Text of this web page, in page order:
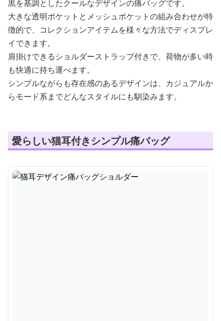
黒を基調としたクールなデザインの痛バッグです。
大きな透明ポケットとメッシュポケットの組み合わせが特
徴的で、コレクションアイテムを様々な方法でディスプレ
イできます。
肩掛けできるショルダーストラップ付きで、荷物が多い時
も快適に持ち運べます。
シンプルながらも存在感のあるデザインは、カジュアルか
らモード系までどんなスタイルにも馴染みます。
愛らしい猫耳付きシンプル痛バッグ